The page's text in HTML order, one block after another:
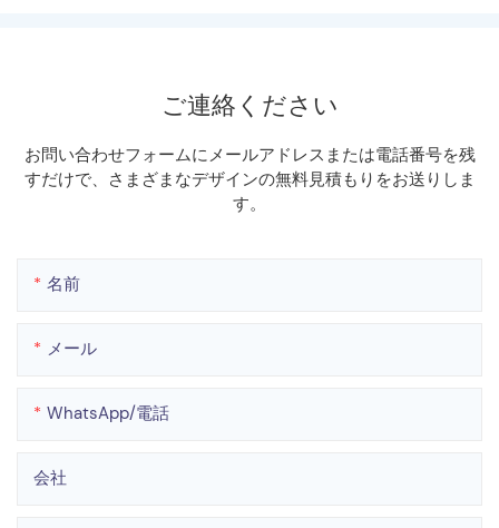
ご連絡ください
お問い合わせフォームにメールアドレスまたは電話番号を残
すだけで、さまざまなデザインの無料見積もりをお送りしま
す。
名前
メール
WhatsApp/電話
会社